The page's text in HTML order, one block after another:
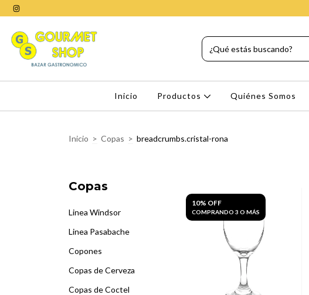
Inicio Productos Quiénes Somos
Inicio > Copas > breadcrumbs.cristal-rona
Copas
Linea Windsor
Linea Pasabache
Copones
Copas de Cerveza
Copas de Coctel
10% OFF
COMPRANDO 3 O MÁS